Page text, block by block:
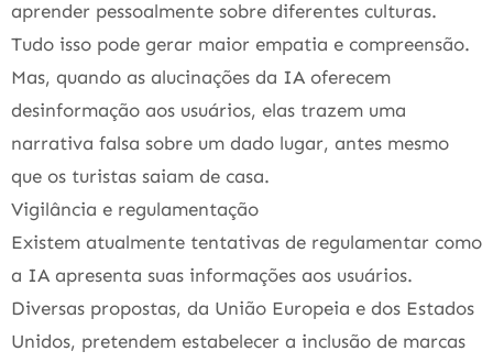
aprender pessoalmente sobre diferentes culturas.
Tudo isso pode gerar maior empatia e compreensão.
Mas, quando as alucinações da IA oferecem
desinformação aos usuários, elas trazem uma
narrativa falsa sobre um dado lugar, antes mesmo
que os turistas saiam de casa.
Vigilância e regulamentação
Existem atualmente tentativas de regulamentar como
a IA apresenta suas informações aos usuários.
Diversas propostas, da União Europeia e dos Estados
Unidos, pretendem estabelecer a inclusão de marcas